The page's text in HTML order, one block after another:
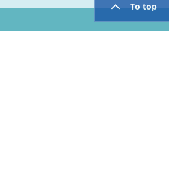
To top